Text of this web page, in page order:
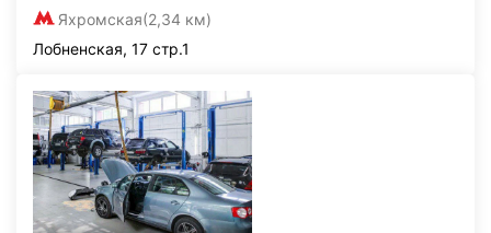
Яхромская(2,34 км)
Лобненская, 17 стр.1